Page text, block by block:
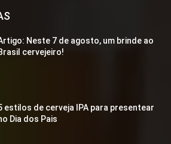
Neste 7 de agosto, um brinde ao
cervejeiro!
estilos de cerveja IPA para presentear
Dia dos Pais